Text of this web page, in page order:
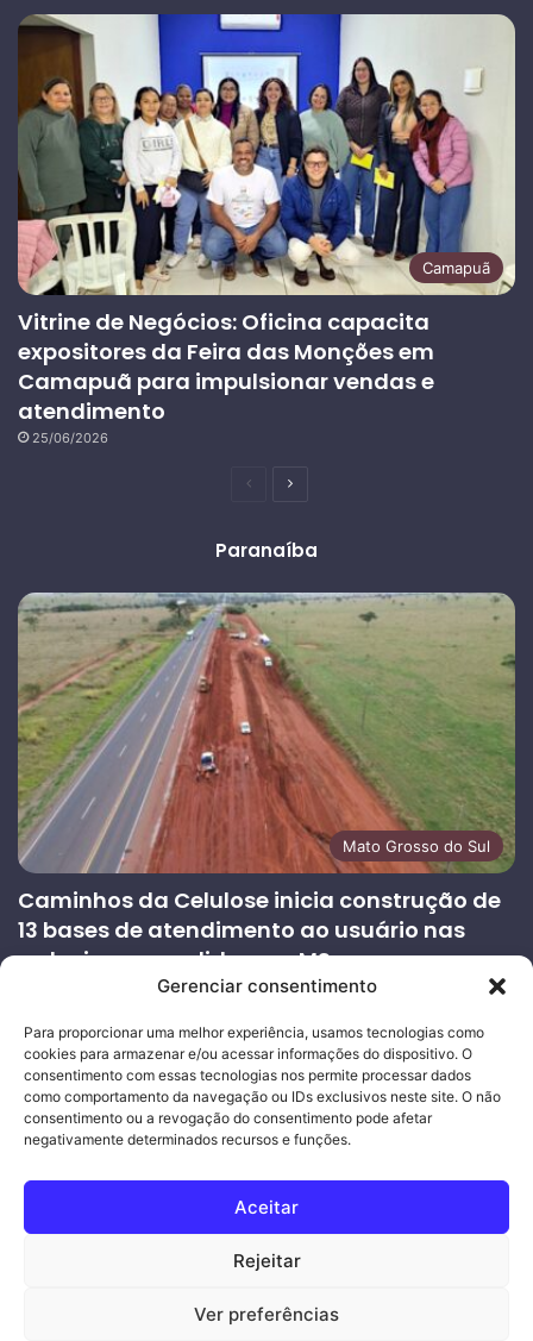
Gerenciar consentimento
Para proporcionar uma melhor experiência, usamos tecnologias como
cookies para armazenar e/ou acessar informações do dispositivo. O
consentimento com essas tecnologias nos permite processar dados
como comportamento da navegação ou IDs exclusivos neste site. O não
consentimento ou a revogação do consentimento pode afetar
negativamente determinados recursos e funções.
Aceitar
Rejeitar
Ver preferências
Camapuã
Vitrine de Negócios: Oficina capacita
expositores da Feira das Monções em
Camapuã para impulsionar vendas e
atendimento
25/06/2026
PáginaPróxima
Paranaíba
Mato Grosso do Sul
Caminhos da Celulose inicia construção de
13 bases de atendimento ao usuário nas
rodovias concedidas em MS
Página
anterior
Próxima
página
Ouro Empresas- Desenvolvimento Web
Joeber Garcia
FacebookInstagram